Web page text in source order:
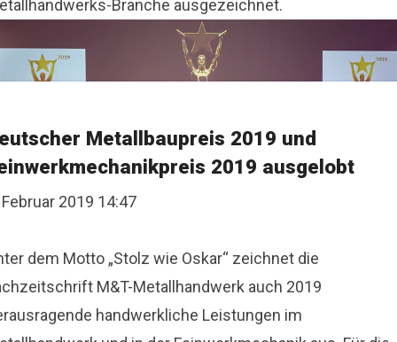
Branche ausgezeichnet.
Metallbaupreis 2019 und
2019 ausgelobt
2019 14:47
dem Motto „Stolz wie Oskar“ zeichnet die
M&T-Metallhandwerk auch 2019
handwerkliche Leistungen im